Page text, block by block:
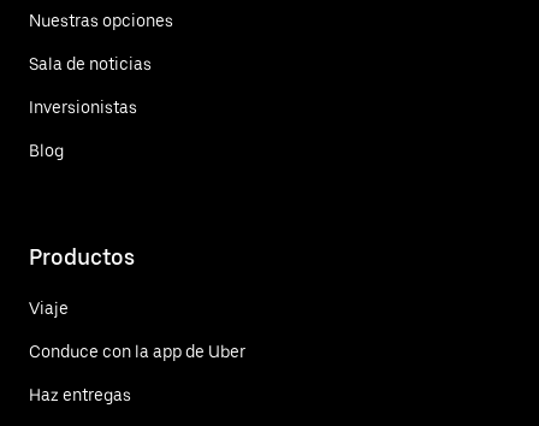
Nuestras opciones
Sala de noticias
Inversionistas
Blog
Productos
Viaje
Conduce con la app de Uber
Haz entregas